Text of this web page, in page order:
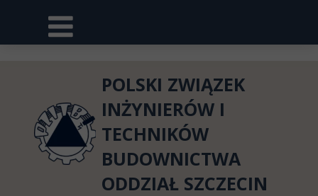
POLSKI ZWIĄZEK
INŻYNIERÓW I
TECHNIKÓW
BUDOWNICTWA
ODDZIAŁ SZCZECIN